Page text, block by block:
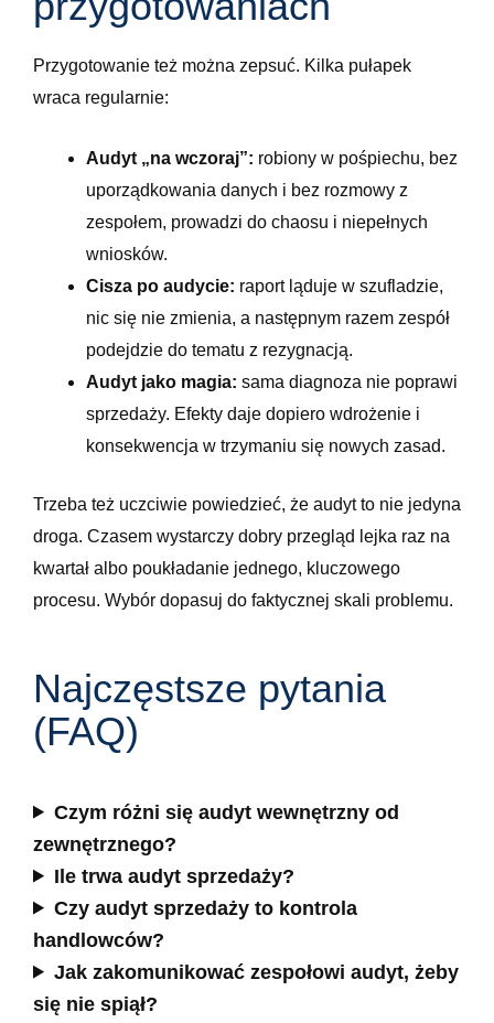
Przygotowanie też można zepsuć. Kilka pułapek
wraca regularnie:
Audyt „na wczoraj”: robiony w pośpiechu, bez
uporządkowania danych i bez rozmowy z
zespołem, prowadzi do chaosu i niepełnych
wniosków.
Cisza po audycie: raport ląduje w szufladzie,
nic się nie zmienia, a następnym razem zespół
podejdzie do tematu z rezygnacją.
Audyt jako magia: sama diagnoza nie poprawi
sprzedaży. Efekty daje dopiero wdrożenie i
konsekwencja w trzymaniu się nowych zasad.
Trzeba też uczciwie powiedzieć, że audyt to nie jedyna
droga. Czasem wystarczy dobry przegląd lejka raz na
kwartał albo poukładanie jednego, kluczowego
procesu. Wybór dopasuj do faktycznej skali problemu.
Najczęstsze pytania
(FAQ)
Czym różni się audyt wewnętrzny od
zewnętrznego?
Ile trwa audyt sprzedaży?
Czy audyt sprzedaży to kontrola
handlowców?
Jak zakomunikować zespołowi audyt, żeby
się nie spiął?